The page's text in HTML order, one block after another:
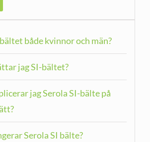
både kvinnor och män?
jag SI-bältet?
jag Serola SI-bälte på
Serola SI bälte?